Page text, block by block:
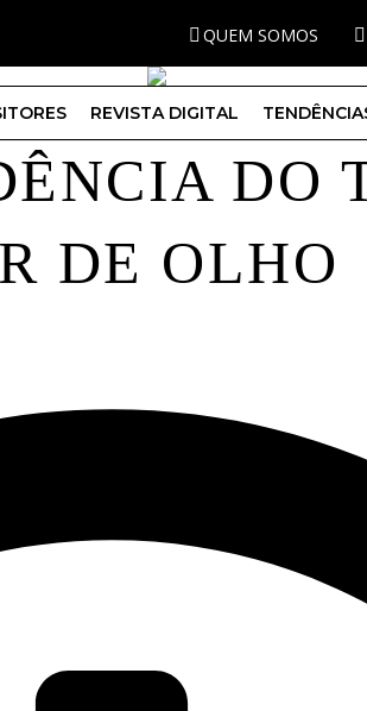
QUEM SOMOS
REVISTA DIGITAL
DO
DE OLHO